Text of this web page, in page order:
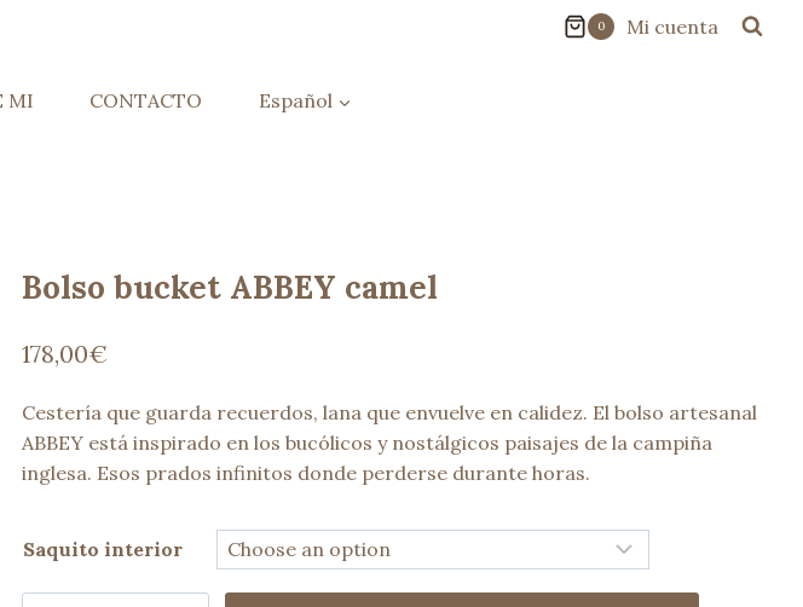
0 Mi cuenta
MI CONTACTO Español
Bolso bucket ABBEY camel
178,00€
Cestería que guarda recuerdos, lana que envuelve en calidez. El bolso artesanal
ABBEY está inspirado en los bucólicos y nostálgicos paisajes de la campiña
inglesa. Esos prados infinitos donde perderse durante horas.
Saquito interior